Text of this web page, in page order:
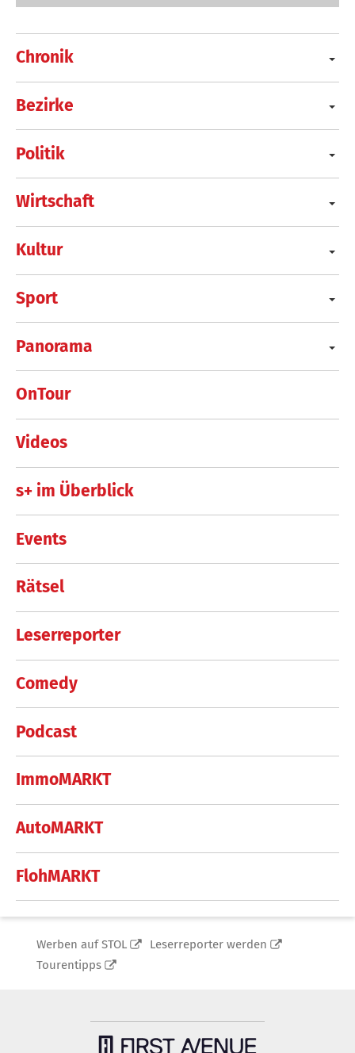
Chronik
Bezirke
Politik
Wirtschaft
Kultur
Sport
Panorama
OnTour
Videos
s+ im Überblick
Events
Rätsel
Leserreporter
Comedy
Podcast
ImmoMARKT
AutoMARKT
FlohMARKT
Werben auf STOL
Leserreporter werden
Tourentipps